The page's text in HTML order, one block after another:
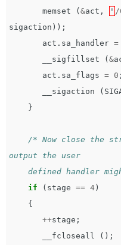
memset
( &act , ' /
sigaction ));
act . sa_handler =
__sigfillset
( &
act . sa_flags = 0 ;
__sigaction
(
}
/* Now close the
output the user
defined handler
if
( stage == 4 )
{
++stage ;
__fcloseall
();